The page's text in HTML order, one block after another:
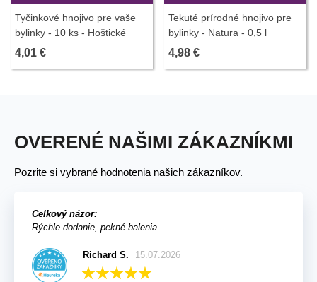
Tyčinkové hnojivo pre vaše
bylinky - 10 ks - Hoštické
hnojivo
4,01 €
Tekuté prírodné hnojivo pre
bylinky - Natura - 0,5 l
4,98 €
OVERENÉ NAŠIMI ZÁKAZNÍKMI
Pozrite si vybrané hodnotenia našich zákazníkov.
Celkový názor:
Rýchle dodanie, pekné balenia.
Richard S. 15.07.2026